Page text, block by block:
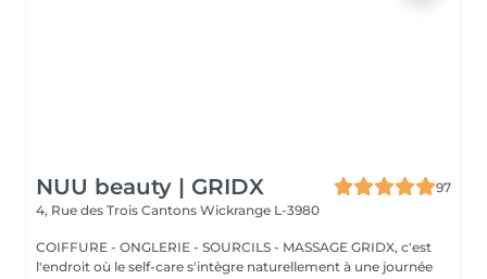
NUU beauty | GRIDX
97
4, Rue des Trois Cantons Wickrange L-3980
COIFFURE - ONGLERIE - SOURCILS - MASSAGE GRIDX, c'est
l'endroit où le self-care s'intègre naturellement à une journée